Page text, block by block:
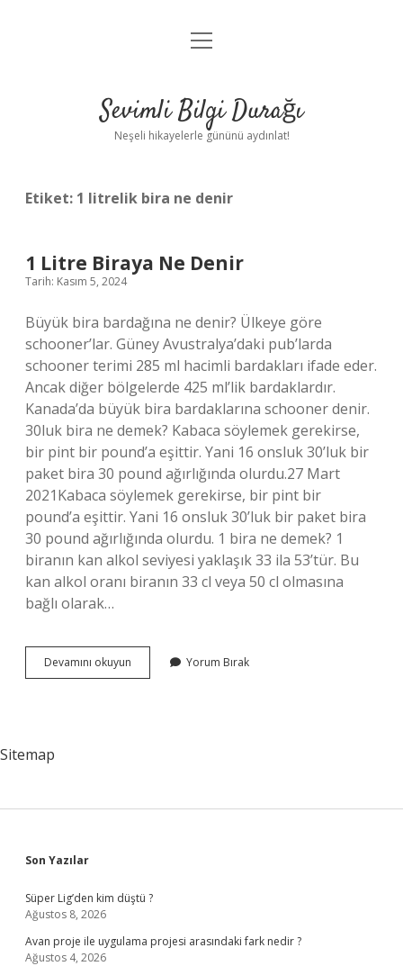
Anasayfa
Yasal Uyarı
menüyü
Sevimli Bilgi Durağı
Neşeli hikayelerle gününü aydınlat!
Etiket: 1 litrelik bira ne denir
1 Litre Biraya Ne Denir
Tarih: Kasım 5, 2024
Büyük bira bardağına ne denir? Ülkeye göre
schooner’lar. Güney Avustralya’daki pub’larda
schooner terimi 285 ml hacimli bardakları ifade eder.
Ancak diğer bölgelerde 425 ml’lik bardaklardır.
Kanada’da büyük bira bardaklarına schooner denir.
30luk bira ne demek? Kabaca söylemek gerekirse,
bir pint bir pound’a eşittir. Yani 16 onsluk 30’luk bir
paket bira 30 pound ağırlığında olurdu.27 Mart
2021Kabaca söylemek gerekirse, bir pint bir
pound’a eşittir. Yani 16 onsluk 30’luk bir paket bira
30 pound ağırlığında olurdu. 1 bira ne demek? 1
biranın kan alkol seviyesi yaklaşık 33 ila 53’tür. Bu
kan alkol oranı biranın 33 cl veya 50 cl olmasına
bağlı olarak…
Devamını okuyun
Litre
Yorum Bırak
Sitemap
Sidebar
Son Yazılar
Süper Lig’den kim düştü ?
Ağustos 8, 2026
Avan proje ile uygulama projesi arasındaki fark nedir ?
Ağustos 4, 2026